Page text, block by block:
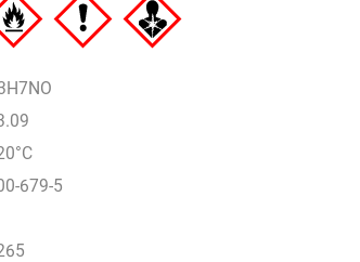
679-5